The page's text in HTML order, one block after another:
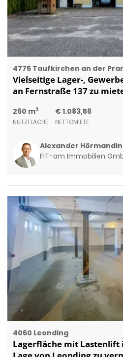
4775 Taufkirchen an der
Vielseitige Lager-,
an Fernstraße 137 zu
260 m2
NUTZFLÄCHE
€ 1.083,56
NETTOMIETE
Alexander
FIT-am Immobilien
4060 Leonding
Lagerfläche mit